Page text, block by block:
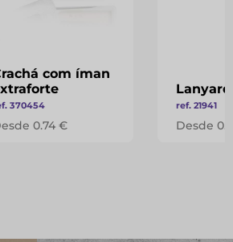
com íman
370454
0.74 €
ref. 21941
Desde